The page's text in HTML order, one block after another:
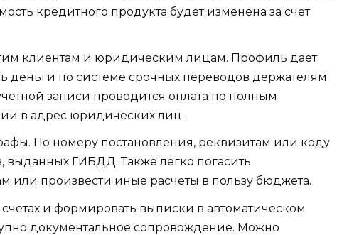
кредитного продукта будет изменена за счет
клиентам и юридическим лицам. Профиль дает
деньги по системе срочных переводов держателям
записи проводится оплата по полным
в адрес юридических лиц.
По номеру постановления, реквизитам или коду
выданных ГИБДД. Также легко погасить
или произвести иные расчеты в пользу бюджета.
и формировать выписки в автоматическом
документальное сопровождение. Можно